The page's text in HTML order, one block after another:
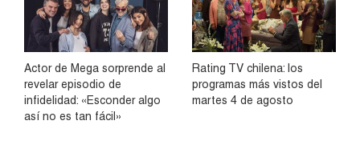
Actor de Mega sorprende al
revelar episodio de
infidelidad: «Esconder algo
así no es tan fácil»
Rating TV chilena: los
programas más vistos del
martes 4 de agosto